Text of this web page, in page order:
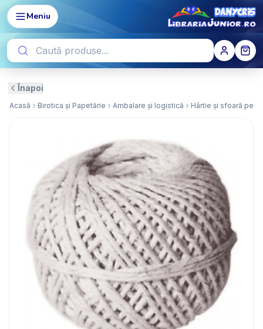
Meniu
Înapoi
Acasă Birotica și Papetărie Ambalare și logistică Hârtie și sfoară